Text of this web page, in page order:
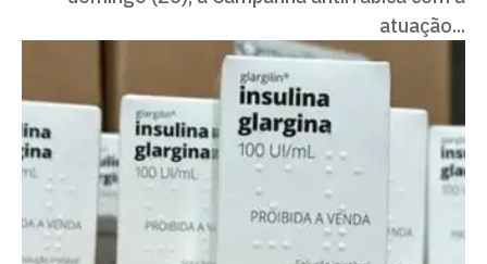
atuação...